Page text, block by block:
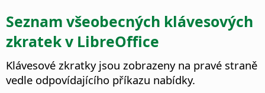
Seznam všeobecných klávesových
zkratek v LibreOffice
Klávesové zkratky jsou zobrazeny na pravé straně
vedle odpovídajícího příkazu nabídky.